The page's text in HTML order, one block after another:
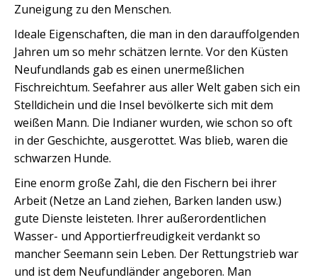
Zuneigung zu den Menschen.
Ideale Eigenschaften, die man in den darauffolgenden
Jahren um so mehr schätzen lernte. Vor den Küsten
Neufundlands gab es einen unermeßlichen
Fischreichtum. Seefahrer aus aller Welt gaben sich ein
Stelldichein und die Insel bevölkerte sich mit dem
weißen Mann. Die Indianer wurden, wie schon so oft
in der Geschichte, ausgerottet. Was blieb, waren die
schwarzen Hunde.
Eine enorm große Zahl, die den Fischern bei ihrer
Arbeit (Netze an Land ziehen, Barken landen usw.)
gute Dienste leisteten. Ihrer außerordentlichen
Wasser- und Apportierfreudigkeit verdankt so
mancher Seemann sein Leben. Der Rettungstrieb war
und ist dem Neufundländer angeboren. Man